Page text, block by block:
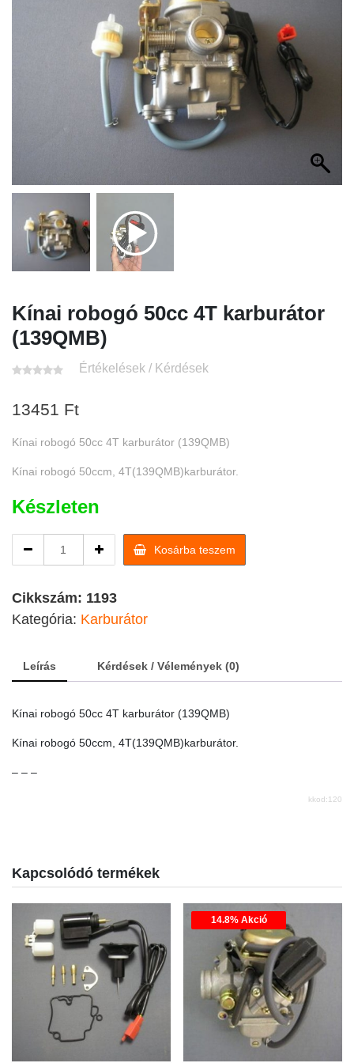
Kínai robogó 50cc 4T karburátor
(139QMB)
Értékelések / Kérdések
13451 Ft
Kínai robogó 50cc 4T karburátor (139QMB)
Kínai robogó 50ccm, 4T(139QMB)karburátor.
Készleten
robogó
(139QMB)
Kosárba teszem
Cikkszám: 1193
Kategória: Karburátor
Leírás Kérdések / Vélemények (0)
Kínai robogó 50cc 4T karburátor (139QMB)
Kínai robogó 50ccm, 4T(139QMB)karburátor.
– – –
kkod:120
Kapcsolódó termékek
14.8% Akció